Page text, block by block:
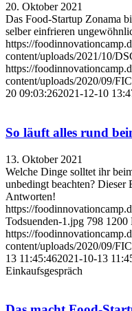
20. Oktober 2021
Das Food-Startup Zonama
selber einfrieren
https://
content/uploads/2021/10/
https://
content/uploads/2020/09/
20 09:03:262021-12-10
So läuft alles rund
13. Oktober 2021
Welche Dinge solltet ihr
unbedingt beachten? Dieser
Antworten!
https://
Todsuenden-1.jpg 798 1200
https://
content/uploads/2020/09/
13 11:45:462021-10-13
Einkaufsgespräch